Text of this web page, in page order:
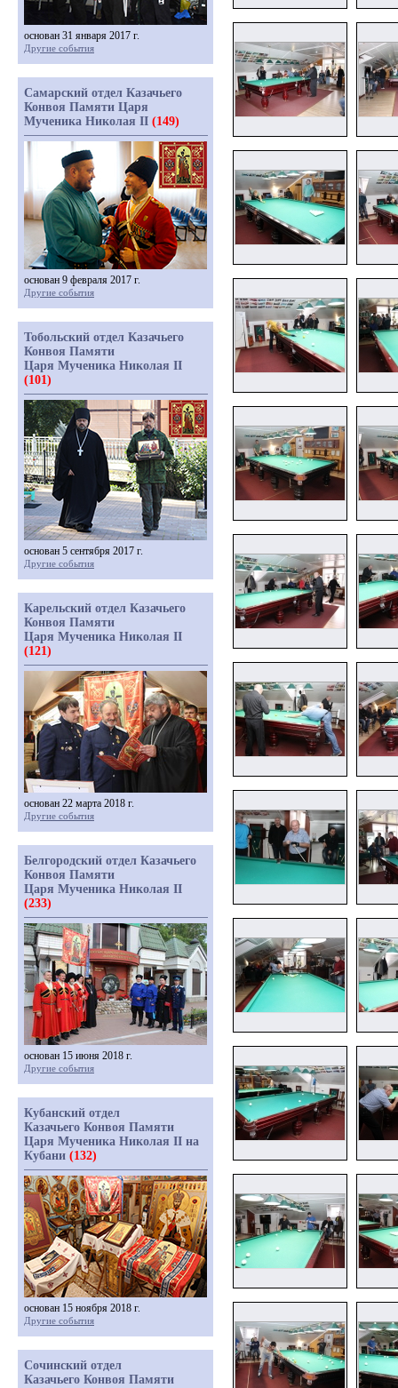
основан 31 января 2017 г.
Другие события
Самарский отдел Казачьего
Конвоя Памяти Царя
Мученика Николая II (149)
основан 9 февраля 2017 г.
Другие события
Тобольский отдел Казачьего
Конвоя Памяти
Царя Мученика Николая II
(101)
основан 5 сентября 2017 г.
Другие события
Карельский отдел Казачьего
Конвоя Памяти
Царя Мученика Николая II
(121)
основан 22 марта 2018 г.
Другие события
Белгородский отдел Казачьего
Конвоя Памяти
Царя Мученика Николая II
(233)
основан 15 июня 2018 г.
Другие события
Кубанский отдел
Казачьего Конвоя Памяти
Царя Мученика Николая II на
Кубани (132)
основан 15 ноября 2018 г.
Другие события
Сочинский отдел
Казачьего Конвоя Памяти